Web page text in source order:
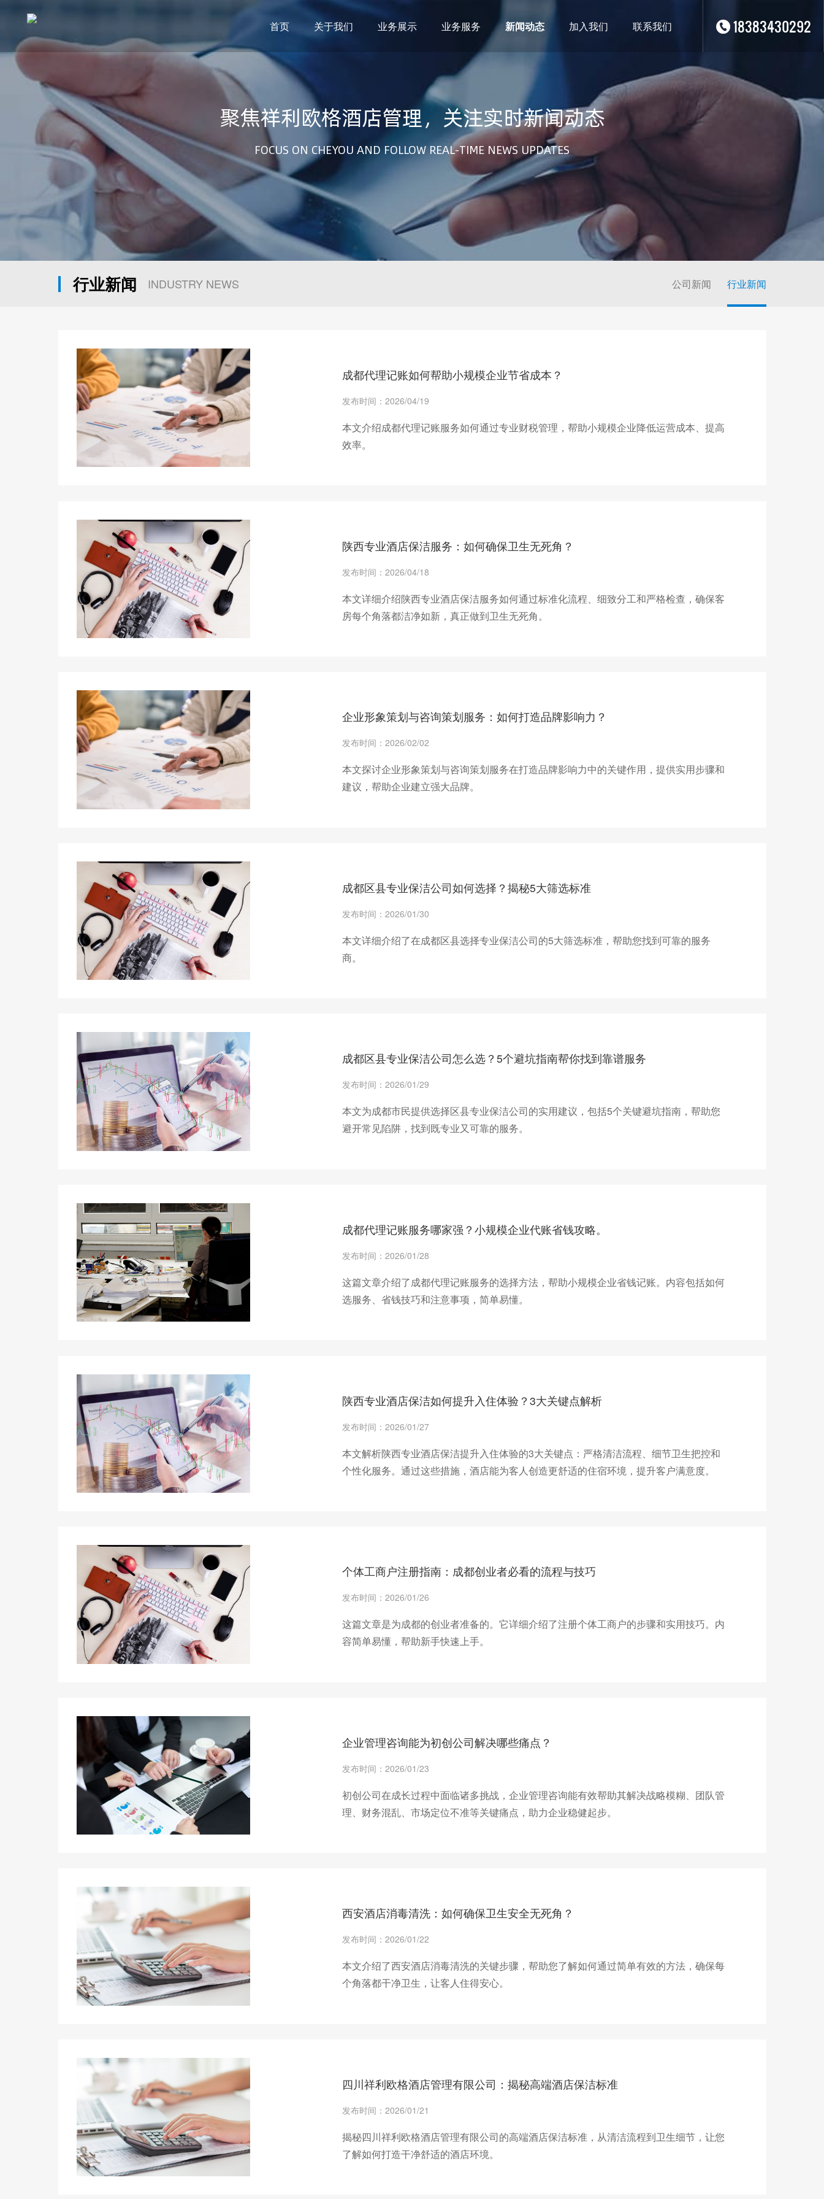
首页 关于我们 业务展示 业务服务 新闻动态 加入我们 联系我们 18383430292
聚焦祥利欧格酒店管理，关注实时新闻动态
FOCUS ON CHEYOU AND FOLLOW REAL-TIME NEWS UPDATES
行业新闻 INDUSTRY NEWS 公司新闻 行业新闻
成都代理记账如何帮助小规模企业节省成本？
发布时间：2026/04/19
本文介绍成都代理记账服务如何通过专业财税管理，帮助小规模企业降低运营成本、提高
效率。
陕西专业酒店保洁服务：如何确保卫生无死角？
发布时间：2026/04/18
本文详细介绍陕西专业酒店保洁服务如何通过标准化流程、细致分工和严格检查，确保客
房每个角落都洁净如新，真正做到卫生无死角。
企业形象策划与咨询策划服务：如何打造品牌影响力？
发布时间：2026/02/02
本文探讨企业形象策划与咨询策划服务在打造品牌影响力中的关键作用，提供实用步骤和
建议，帮助企业建立强大品牌。
成都区县专业保洁公司如何选择？揭秘5大筛选标准
发布时间：2026/01/30
本文详细介绍了在成都区县选择专业保洁公司的5大筛选标准，帮助您找到可靠的服务
商。
成都区县专业保洁公司怎么选？5个避坑指南帮你找到靠谱服务
发布时间：2026/01/29
本文为成都市民提供选择区县专业保洁公司的实用建议，包括5个关键避坑指南，帮助您
避开常见陷阱，找到既专业又可靠的服务。
成都代理记账服务哪家强？小规模企业代账省钱攻略。
发布时间：2026/01/28
这篇文章介绍了成都代理记账服务的选择方法，帮助小规模企业省钱记账。内容包括如何
选服务、省钱技巧和注意事项，简单易懂。
陕西专业酒店保洁如何提升入住体验？3大关键点解析
发布时间：2026/01/27
本文解析陕西专业酒店保洁提升入住体验的3大关键点：严格清洁流程、细节卫生把控和
个性化服务。通过这些措施，酒店能为客人创造更舒适的住宿环境，提升客户满意度。
个体工商户注册指南：成都创业者必看的流程与技巧
发布时间：2026/01/26
这篇文章是为成都的创业者准备的。它详细介绍了注册个体工商户的步骤和实用技巧。内
容简单易懂，帮助新手快速上手。
企业管理咨询能为初创公司解决哪些痛点？
发布时间：2026/01/23
初创公司在成长过程中面临诸多挑战，企业管理咨询能有效帮助其解决战略模糊、团队管
理、财务混乱、市场定位不准等关键痛点，助力企业稳健起步。
西安酒店消毒清洗：如何确保卫生安全无死角？
发布时间：2026/01/22
本文介绍了西安酒店消毒清洗的关键步骤，帮助您了解如何通过简单有效的方法，确保每
个角落都干净卫生，让客人住得安心。
四川祥利欧格酒店管理有限公司：揭秘高端酒店保洁标准
发布时间：2026/01/21
揭秘四川祥利欧格酒店管理有限公司的高端酒店保洁标准，从清洁流程到卫生细节，让您
了解如何打造干净舒适的酒店环境。